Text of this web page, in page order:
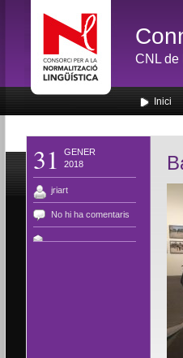
CNL de
Inici
31
GENER
2018
jriart
No hi ha comentaris